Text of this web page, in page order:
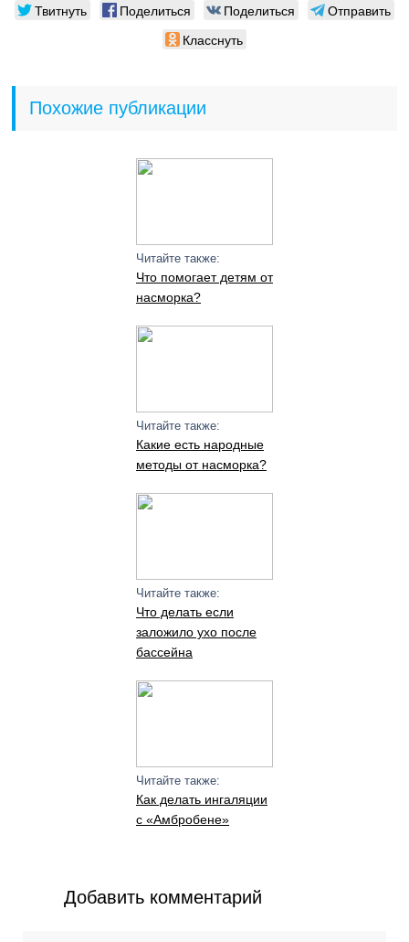
Твитнуть Поделиться Поделиться
Отправить
Класснуть
Похожие публикации
Читайте также:
Что помогает детям от
насморка?
Читайте также:
Какие есть народные
методы от насморка?
Читайте также:
Что делать если
заложило ухо после
бассейна
Читайте также:
Как делать ингаляции
с «Амбробене»
Добавить комментарий